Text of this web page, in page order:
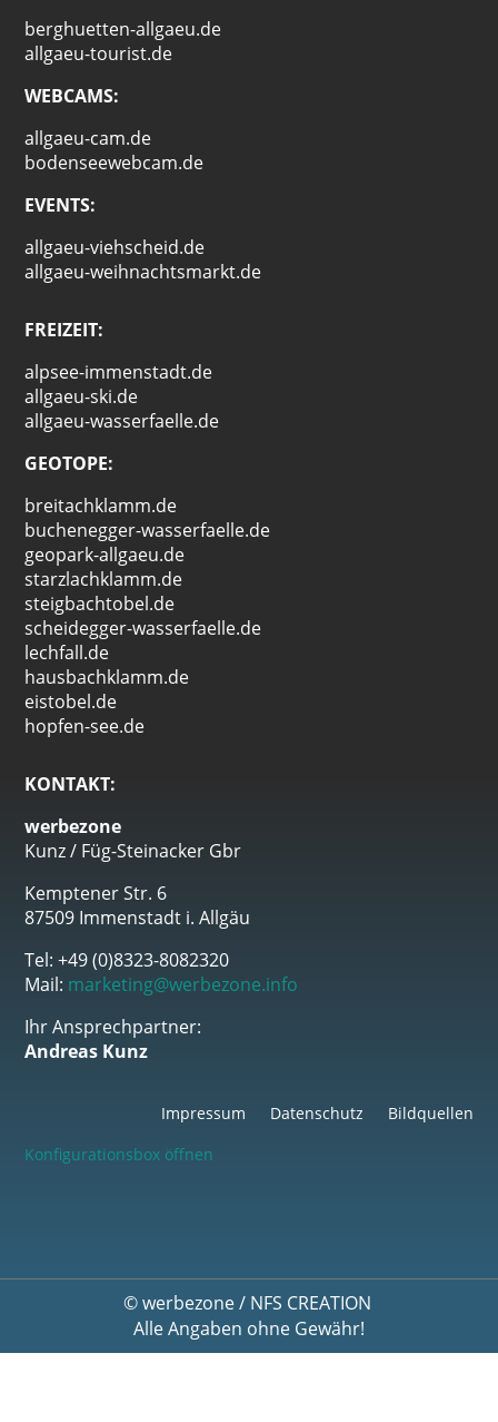
berghuetten-allgaeu.de
allgaeu-tourist.de
WEBCAMS:
allgaeu-cam.de
bodenseewebcam.de
EVENTS:
allgaeu-viehscheid.de
allgaeu-weihnachtsmarkt.de
FREIZEIT:
alpsee-immenstadt.de
allgaeu-ski.de
allgaeu-wasserfaelle.de
GEOTOPE:
breitachklamm.de
buchenegger-wasserfaelle.de
geopark-allgaeu.de
starzlachklamm.de
steigbachtobel.de
scheidegger-wasserfaelle.de
lechfall.de
hausbachklamm.de
eistobel.de
hopfen-see.de
KONTAKT:
werbezone
Kunz / Füg-Steinacker Gbr
Kemptener Str. 6
87509 Immenstadt i. Allgäu
Tel: +49 (0)8323-8082320
Mail: marketing@werbezone.info
Ihr Ansprechpartner:
Andreas Kunz
Impressum Datenschutz
Bildquellen
Konfigurationsbox öffnen
©werbezone/ NFS CREATION
Alle Angaben ohne Gewähr!